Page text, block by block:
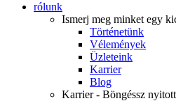
rólunk
Ismerj meg minket egy
Történetünk
Vélemények
Üzleteink
Karrier
Blog
Karrier - Böngéssz